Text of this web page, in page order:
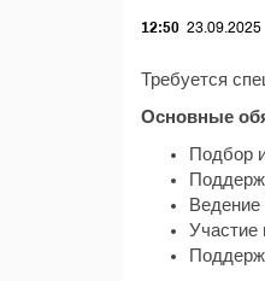
12:50 23.09.2025
Требуется
Основные
Подбор
Ведение
Участие